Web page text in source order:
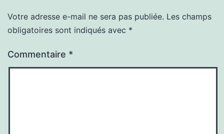
Votre adresse e-mail ne sera pas publiée. Les champs
obligatoires sont indiqués avec *
Commentaire *